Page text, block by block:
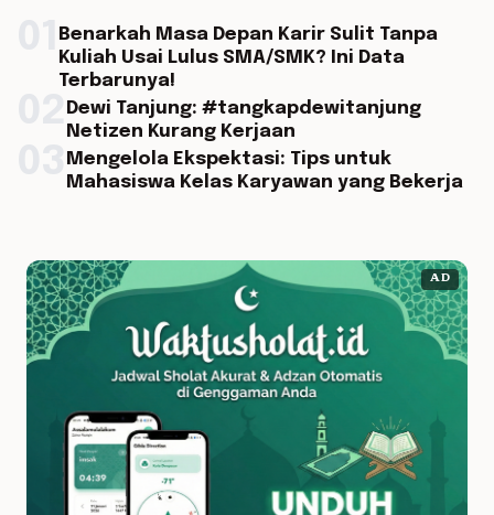
Benarkah Masa Depan Karir Sulit Tanpa
Kuliah Usai Lulus SMA/SMK? Ini Data
Terbarunya!
Dewi Tanjung: #tangkapdewitanjung
Netizen Kurang Kerjaan
Mengelola Ekspektasi: Tips untuk
Mahasiswa Kelas Karyawan yang Bekerja
AD